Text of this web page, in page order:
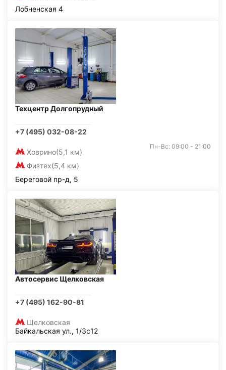
Лобненская 4
Техцентр Долгопрудный
+7 (495) 032-08-22
Ховрино(5,1 км)
Физтех(5,4 км)
Пн-Вс: 09:00 - 21:00
Береговой пр-д, 5
Автосервис Щелковская
+7 (495) 162-90-81
Щелковская
Байкальская ул., 1/3с12